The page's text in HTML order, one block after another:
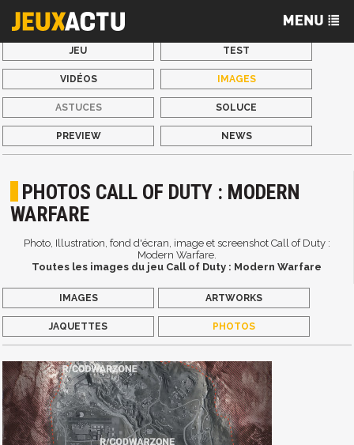
JEU TEST
VIDÉOS IMAGES
ASTUCES SOLUCE
PREVIEW NEWS
PHOTOS CALL OF DUTY : MODERN
WARFARE
Photo, Illustration, fond d'écran, image et screenshot Call of Duty :
Modern Warfare.
Toutes les images du jeu Call of Duty : Modern Warfare
IMAGES ARTWORKS
JAQUETTES PHOTOS